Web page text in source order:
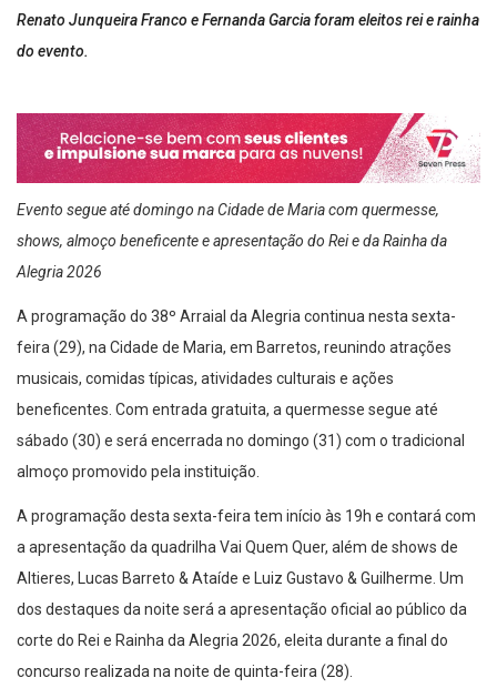
Renato Junqueira Franco e Fernanda Garcia foram eleitos rei e rainha
do evento.
Evento segue até domingo na Cidade de Maria com quermesse,
shows, almoço beneficente e apresentação do Rei e da Rainha da
Alegria 2026
A programação do 38º Arraial da Alegria continua nesta sexta-
feira (29), na Cidade de Maria, em Barretos, reunindo atrações
musicais, comidas típicas, atividades culturais e ações
beneficentes. Com entrada gratuita, a quermesse segue até
sábado (30) e será encerrada no domingo (31) com o tradicional
almoço promovido pela instituição.
A programação desta sexta-feira tem início às 19h e contará com
a apresentação da quadrilha Vai Quem Quer, além de shows de
Altieres, Lucas Barreto & Ataíde e Luiz Gustavo & Guilherme. Um
dos destaques da noite será a apresentação oficial ao público da
corte do Rei e Rainha da Alegria 2026, eleita durante a final do
concurso realizada na noite de quinta-feira (28).